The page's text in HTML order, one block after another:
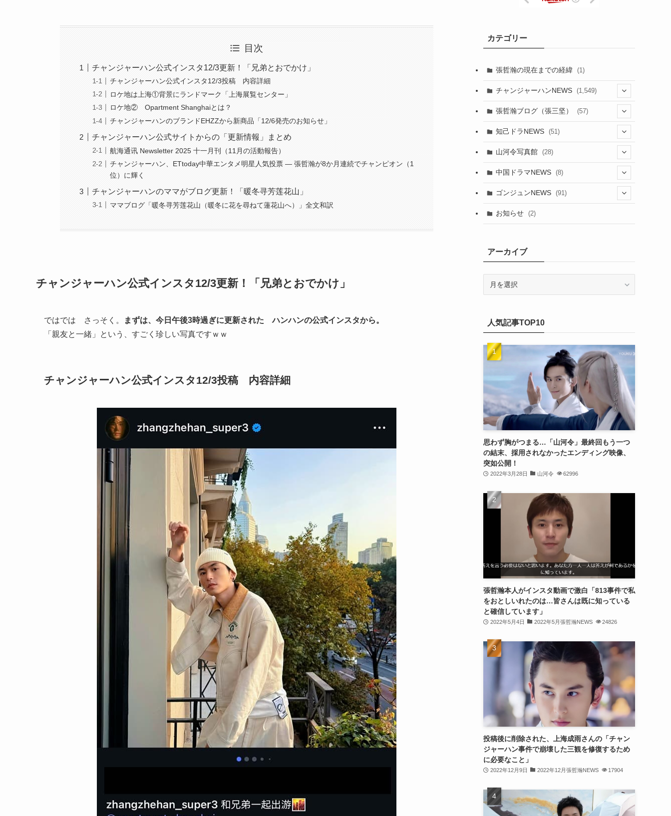
目次
チャンジャーハン公式インスタ12/3更新！「兄弟とおでかけ」
チャンジャーハン公式インスタ12/3投稿 内容詳細
ロケ地は上海①背景にランドマーク「上海展覧センター」
ロケ地② Opartment Shanghaiとは？
チャンジャーハンのブランドEHZZから新商品「12/6発売のお知らせ」
チャンジャーハン公式サイトからの「更新情報」まとめ
航海通讯 Newsletter 2025 十一月刊（11月の活動報告）
チャンジャーハン、ETtoday中華エンタメ明星人気投票 — 張哲瀚が8か月連続でチャンピオン（1
位）に輝く
チャンジャーハンのママがブログ更新！「暖冬寻芳莲花山」
ママブログ「暖冬寻芳莲花山（暖冬に花を尋ねて蓮花山へ）」全文和訳
チャンジャーハン公式インスタ12/3更新！「兄弟とおでかけ」
ではでは さっそく。
まずは、今日午後3時過ぎに更新された ハンハンの公式インスタから。
「親友と一緒」という、すごく珍しい写真ですｗｗ
チャンジャーハン公式インスタ12/3投稿 内容詳細
カテゴリー
張哲瀚の現在までの経緯 (1)
チャンジャーハンNEWS (1,549)
(6)
(29)
(20)
(21)
(21)
(24)
(23)
(27)
(21)
(25)
(25)
(29)
(30)
(32)
(31)
(32)
(32)
(29)
(31)
(31)
(31)
(32)
張哲瀚ブログ（張三坚） (57)
(14)
知己ドラNEWS (51)
(42)
(5)
(1)
山河令写真館 (28)
(17)
(3)
(2)
中国ドラマNEWS (8)
(1)
(6)
ゴンジュンNEWS (91)
お知らせ (2)
アーカイブ
ブ人気記事TOP10
思わず胸がつまる…「山河令」最終回もう一つ
の結末、採用されなかったエンディング映像、
突如公開！
2022年3月28日 山河令 62996
張哲瀚本人がインスタ動画で激白「813事件で私
をおとしいれたのは…皆さんは既に知っている
と確信しています」
2022年5月4日 2022年5月張哲瀚NEWS 24826
投稿後に削除された、上海成雨さんの「チャン
ジャーハン事件で崩壊した三観を修復するため
に必要なこと」
2022年12月9日 2022年12月張哲瀚NEWS 17904